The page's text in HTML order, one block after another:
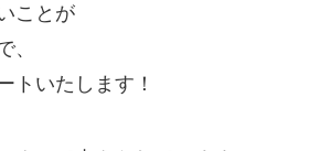
ことが
、
トいたします！